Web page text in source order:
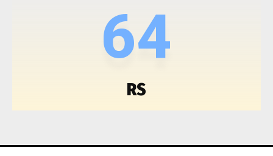
64
RS